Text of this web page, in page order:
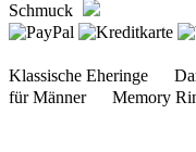
Schmuck
Klassische Eheringe
für Männer Memory